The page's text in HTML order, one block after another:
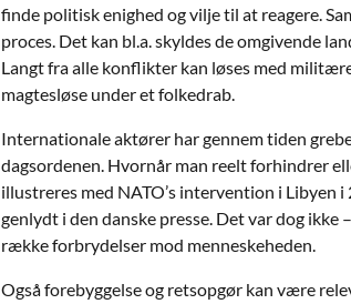
finde politisk enighed og vilje til at reagere.
proces. Det kan bl.a. skyldes de omgivende
Langt fra alle konflikter kan løses med
magtesløse under et folkedrab.
Internationale aktører har gennem tiden
dagsordenen. Hvornår man reelt forhindrer
illustreres med NATO’s intervention i Libyen
genlydt i den danske presse. Det var dog
række forbrydelser mod menneskeheden.
Også forebyggelse og retsopgør kan være